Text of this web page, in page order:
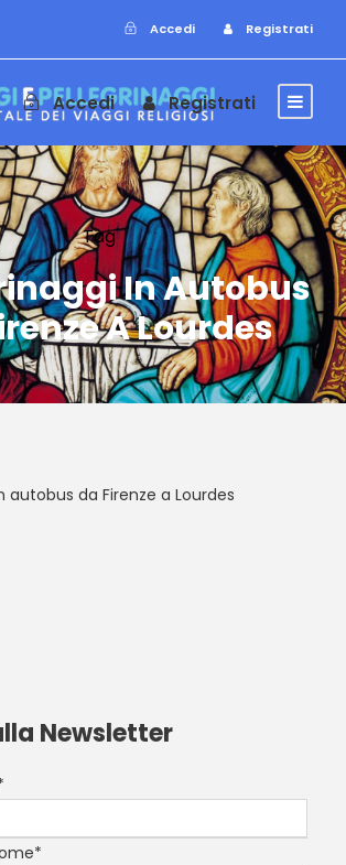
Accedi Registrati
Accedi Registrati
Tag
In Autobus
A Lourdes
autobus da Firenze a Lourdes
Newsletter